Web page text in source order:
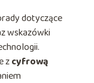
dotyczące
wskazówki
zcyfrową